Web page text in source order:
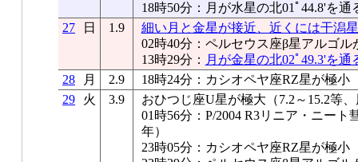
18時50分：月が水星の北01ﾟ44.8'を通
27
日 1.9
細い月と金星が接近、近くには干潟
02時40分：ペルセウス座β星アルゴル
13時29分： 月が金星の北02ﾟ49.3'を通
28
月 2.9
18時24分：カシオペヤ座RZ星が極小
29
火 3.9
おひつじ座U星が極大（7.2～15.2等
01時56分：P/2004 R3リニア・ニー
年）
23時05分：カシオペヤ座RZ星が極小